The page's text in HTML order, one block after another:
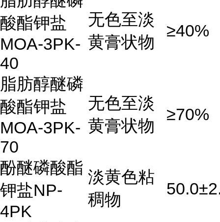
酸酯钾盐
MOA-3PK-
40
无色至淡
黄膏状物
≥40%
脂肪醇醚磷
酸酯钾盐
MOA-3PK-
70
无色至淡
黄膏状物
≥70%
酚醚磷酸酯
钾盐NP-
4PK
淡黄色粘
稠物